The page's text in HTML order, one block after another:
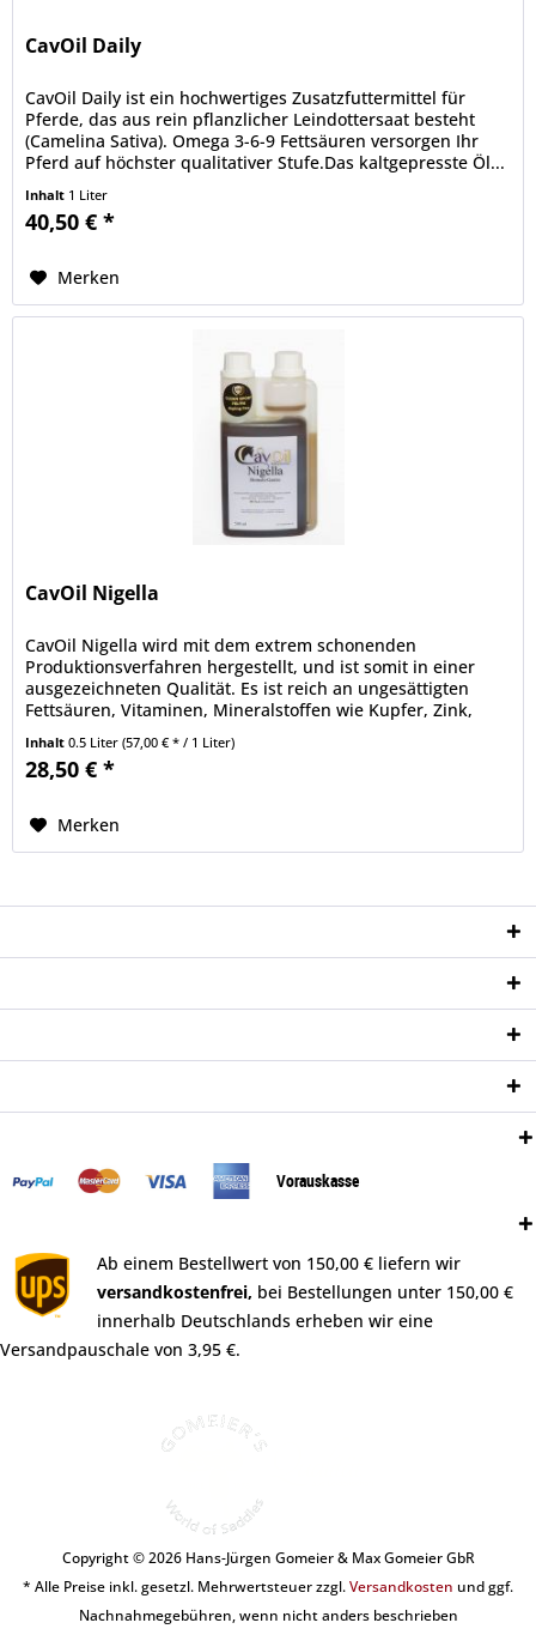
CavOil Daily
CavOil Daily ist ein hochwertiges Zusatzfuttermittel für
Pferde, das aus rein pflanzlicher Leindottersaat besteht
(Camelina Sativa). Omega 3-6-9 Fettsäuren versorgen Ihr
Pferd auf höchster qualitativer Stufe.Das kaltgepresste Öl...
Inhalt 1 Liter
40,50 € *
Merken
CavOil Nigella
CavOil Nigella wird mit dem extrem schonenden
Produktionsverfahren hergestellt, und ist somit in einer
ausgezeichneten Qualität. Es ist reich an ungesättigten
Fettsäuren, Vitaminen, Mineralstoffen wie Kupfer, Zink,
Inhalt0.5 Liter(57,00 € * / 1 Liter)
28,50 € *
Merken
Vorauskasse
Ab einem Bestellwert von 150,00 € liefern wir
versandkostenfrei, bei Bestellungen unter 150,00 €
innerhalb Deutschlands erheben wir eine
Versandpauschale von 3,95 €.
Copyright © 2026 Hans-Jürgen Gomeier & Max Gomeier GbR
* Alle Preise inkl. gesetzl. Mehrwertsteuer zzgl.Versandkosten und ggf.
Nachnahmegebühren, wenn nicht anders beschrieben